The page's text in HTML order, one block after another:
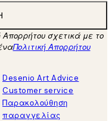
σχετικά με το
Πολιτική Απορρήτου
Desenio Art Advice
Customer service
Παρακολούθηση
παραγγελίας